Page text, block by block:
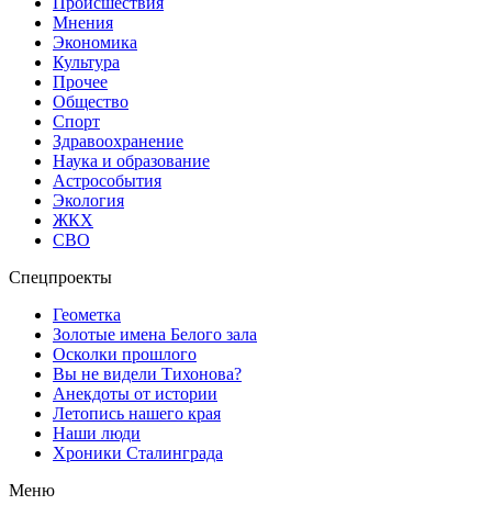
Мнения
Экономика
Культура
Прочее
Общество
Спорт
Здравоохранение
Наука и образование
Астрособытия
Экология
ЖКХ
СВО
Спецпроекты
Геометка
Золотые имена Белого зала
Осколки прошлого
Вы не видели Тихонова?
Анекдоты от истории
Летопись нашего края
Наши люди
Хроники Сталинграда
Меню